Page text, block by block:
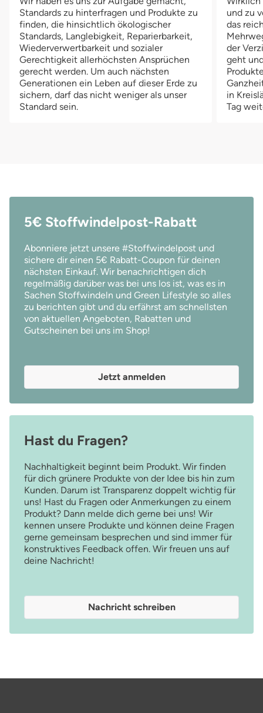
Standards zu hinterfragen und Produkte zu
finden, die hinsichtlich ökologischer
Standards, Langlebigkeit, Reparierbarkeit,
Wiederverwertbarkeit und sozialer
Gerechtigkeit allerhöchsten Ansprüchen
gerecht werden. Um auch nächsten
Generationen ein Leben auf dieser Erde zu
sichern, darf das nicht weniger als unser
Standard sein.
und zu
das
der
geht
in
Tag
5€ Stoffwindelpost-Rabatt
Abonniere jetzt unsere #Stoffwindelpost und
sichere dir einen 5€ Rabatt-Coupon für deinen
nächsten Einkauf. Wir benachrichtigen dich
regelmäßig darüber was bei uns los ist, was es in
Sachen Stoffwindeln und Green Lifestyle so alles
zu berichten gibt und du erfährst am schnellsten
von aktuellen Angeboten, Rabatten und
Gutscheinen bei uns im Shop!
Jetzt anmelden
Hast du Fragen?
Nachhaltigkeit beginnt beim Produkt. Wir finden
für dich grünere Produkte von der Idee bis hin zum
Kunden. Darum ist Transparenz doppelt wichtig für
uns! Hast du Fragen oder Anmerkungen zu einem
Produkt? Dann melde dich gerne bei uns! Wir
kennen unsere Produkte und können deine Fragen
gerne gemeinsam besprechen und sind immer für
konstruktives Feedback offen. Wir freuen uns auf
deine Nachricht!
Nachricht schreiben